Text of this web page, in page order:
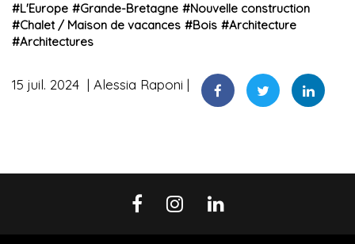
#L'Europe #Grande-Bretagne #Nouvelle construction
#Chalet / Maison de vacances #Bois #Architecture
#Architectures
15 juil. 2024 Alessia Raponi